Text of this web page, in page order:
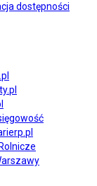
dostępności